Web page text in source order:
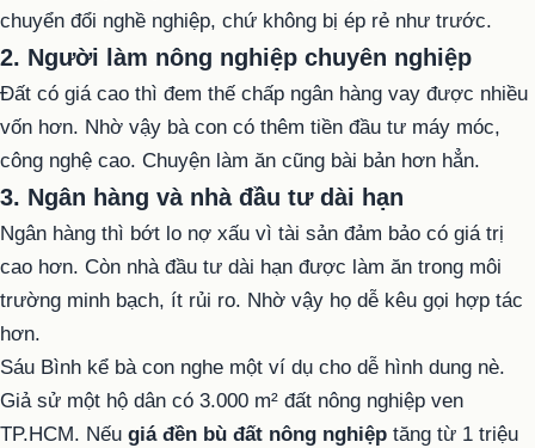
chuyển đổi nghề nghiệp, chứ không bị ép rẻ như trước.
2. Người làm nông nghiệp chuyên nghiệp
Đất có giá cao thì đem thế chấp ngân hàng vay được nhiều
vốn hơn. Nhờ vậy bà con có thêm tiền đầu tư máy móc,
công nghệ cao. Chuyện làm ăn cũng bài bản hơn hẳn.
3. Ngân hàng và nhà đầu tư dài hạn
Ngân hàng thì bớt lo nợ xấu vì tài sản đảm bảo có giá trị
cao hơn. Còn nhà đầu tư dài hạn được làm ăn trong môi
trường minh bạch, ít rủi ro. Nhờ vậy họ dễ kêu gọi hợp tác
hơn.
Sáu Bình kể bà con nghe một ví dụ cho dễ hình dung nè.
Giả sử một hộ dân có 3.000 m² đất nông nghiệp ven
TP.HCM. Nếu giá đền bù đất nông nghiệp tăng từ 1 triệu